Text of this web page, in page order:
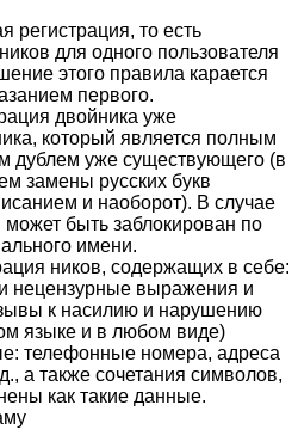
регистрация, то есть
для одного пользователя
этого правила карается
первого.
двойника уже
который является полным
дублем уже существующего (в
замены русских букв
и наоборот). В случае
быть заблокирован по
имени.
ников, содержащих в себе:
нецензурные выражения и
к насилию и нарушению
языке и в любом виде)
телефонные номера, адреса
а также сочетания символов,
как такие данные.